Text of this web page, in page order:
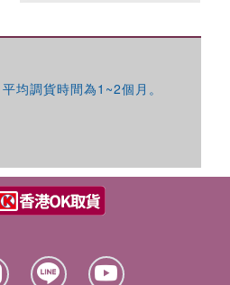
均調貨時間為1~2個月。